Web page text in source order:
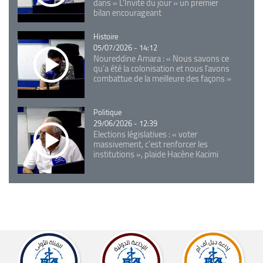
bilan encourageant
Catégorie
Histoire
05/07/2026 - 14:12
Noureddine Amara : « Nous savons ce
qu’a été la colonisation et nous l’avons
combattue de la meilleure des façons »
Catégorie
Politique
29/06/2026 - 12:39
Elections législatives : « voter
massivement, c'est renforcer les
institutions », plaide Hacène Kacimi